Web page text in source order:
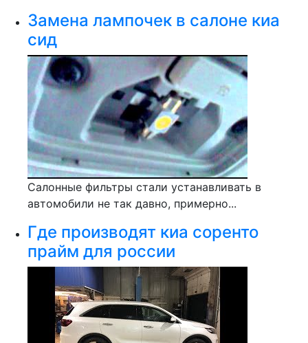
Замена лампочек в салоне киа
сид
Салонные фильтры стали устанавливать в
автомобили не так давно, примерно...
Где производят киа соренто
прайм для россии